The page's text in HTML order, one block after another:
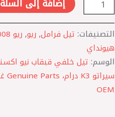
سيراتو
K3
(
اصلي
غبور
)
إضافة إلى السلة
التصنيفات: تيل فرامل, ريو, ريو 2008
هيونداي
الوسم:
OEM